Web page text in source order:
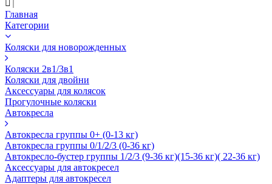
Главная
Категории
Коляски для новорожденных
Коляски 2в1/3в1
Коляски для двойни
Аксессуары для колясок
Прогулочные коляски
Автокресла
Автокресла группы 0+ (0-13 кг)
Автокресла группы 0/1/2/3 (0-36 кг)
Автокресло-бустер группы 1/2/3 (9-36 кг)(15-36 кг)( 22-36 кг)
Аксессуары для автокресел
Адаптеры для автокресел